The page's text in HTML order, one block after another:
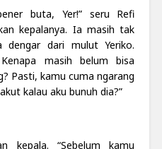
buta, Yer!” seru Refi
kepalanya. Ia masih tak
dengar dari mulut Yeriko.
masih belum bisa
Pasti, kamu cuma ngarang
kalau aku bunuh dia?”
kepala. “Sebelum kamu